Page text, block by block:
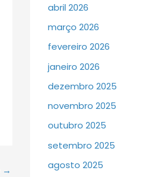
→
abril 2026
março 2026
fevereiro 2026
janeiro 2026
dezembro 2025
novembro 2025
outubro 2025
setembro 2025
agosto 2025